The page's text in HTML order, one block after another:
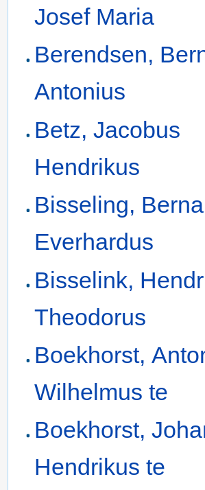
Josef Maria
Berendsen,
Antonius
Betz, Jacobus
Hendrikus
Bisseling,
Everhardus
Bisselink,
Theodorus
Boekhorst,
Wilhelmus te
Boekhorst,
Hendrikus te